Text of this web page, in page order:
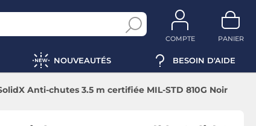
COMPTE PANIER
NOUVEAUTÉS BESOIN D'AIDE
Anti-chutes 3.5 m certifiée MIL-STD 810G Noir